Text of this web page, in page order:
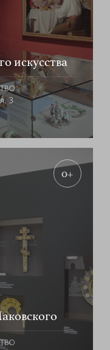
искусства
3
0+